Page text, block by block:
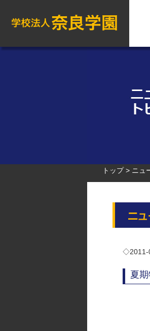
トップ ニュ
◇2011-
夏